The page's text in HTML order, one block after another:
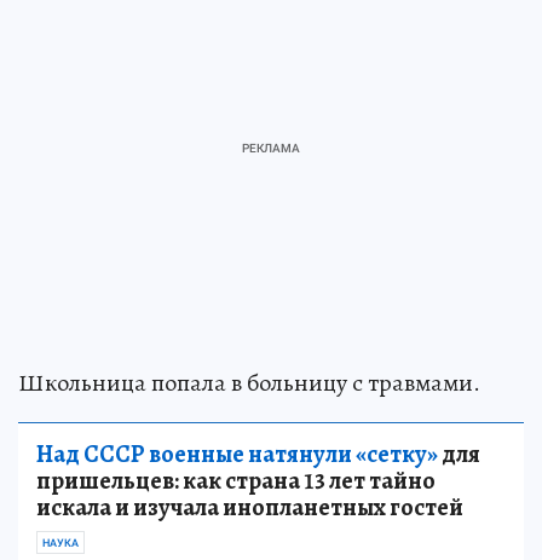
Школьница попала в больницу с травмами.
Над СССР военные натянули «сетку»для
пришельцев: как страна 13 лет тайно
искала и изучала инопланетных гостей
НАУКА